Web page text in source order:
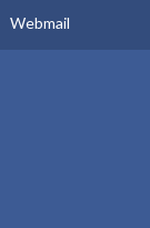
Webmail